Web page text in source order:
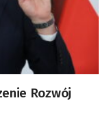
Rozwój